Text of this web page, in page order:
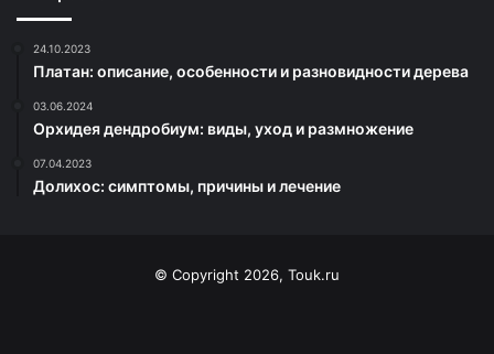
24.10.2023
Платан: описание, особенности и разновидности дерева
03.06.2024
Орхидея дендробиум: виды, уход и размножение
07.04.2023
Долихос: симптомы, причины и лечение
© Copyright 2026, Touk.ru